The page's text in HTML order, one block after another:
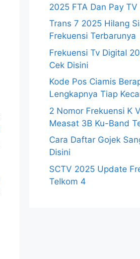
2025 FTA Dan Pay TV
Trans 7 2025 Hilang
Frekuensi Terbarunya
Frekuensi Tv Digital
Cek Disini
Kode Pos Ciamis
Lengkapnya Tiap
2 Nomor Frekuensi K
Measat 3B Ku-Band
Cara Daftar Gojek
Disini
SCTV 2025 Update
Telkom 4